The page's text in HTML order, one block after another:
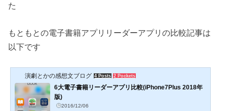
た
もともとの電子書籍アプリリーダーアプリの比較記事は
以下です
演劇とかの感想文ブログ 4 Posts 2 Pockets
6大電子書籍リーダーアプリ比較(iPhone7Plus 2018年
版)
2016/12/06